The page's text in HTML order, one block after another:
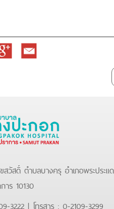
Email
วัสดิ์ ตำบลบางครุ อำเภอพระประแ
าร 10130
3222 | โทรสาร : 0-2109-3299